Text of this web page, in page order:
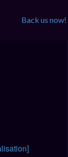
Back us now!